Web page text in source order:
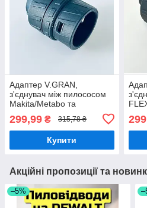
Адаптер V.GRAN,
з'єднувач між пилососом
Makita/Metabo та
V.GRAN
299,99 ₴ 315,78 ₴
Купити
Акційні пропозиції та
–5%